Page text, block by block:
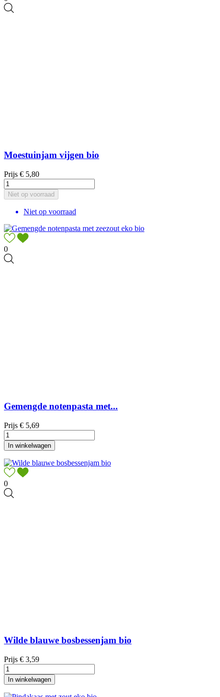
Moestuinjam vijgen bio
Prijs € 5,80
Niet op voorraad
Niet op voorraad
0
Gemengde notenpasta met...
Prijs € 5,69
In winkelwagen
0
Wilde blauwe bosbessenjam bio
Prijs € 3,59
In winkelwagen